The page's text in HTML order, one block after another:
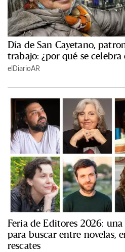
Día de San Cayetano,
trabajo: ¿por qué se celebra
elDiarioAR
Feria de Editores 2026:
para buscar entre novelas,
rescates